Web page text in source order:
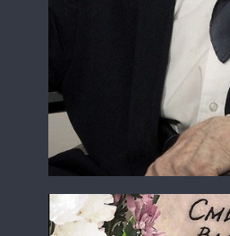
Валентин Самарин